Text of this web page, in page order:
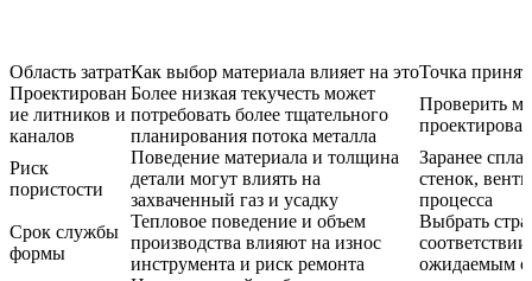
Область затратКак выбор материала влияет на этоТочка
Проектирован
ие литников и
каналов
Более низкая текучесть может
потребовать более тщательного
планирования потока металла
Проверить
Риск
пористости
Поведение материала и толщина
детали могут влиять на
захваченный газ и усадку
Заранее
стенок,
процесса
Срок службы
формы
Тепловое поведение и объем
производства влияют на износ
инструмента и риск ремонта
Выбрать
ожидаемым